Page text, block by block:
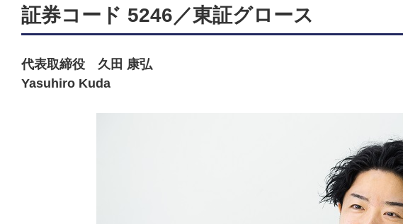
証券コード 5246／東証グロース
代表取締役 久田 康弘
Yasuhiro Kuda